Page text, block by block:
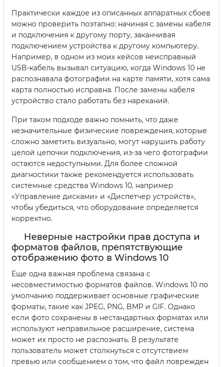
Практически каждое из описанных аппаратных сбоев
можно проверить поэтапно: начиная с замены кабеля
и подключения к другому порту, заканчивая
подключением устройства к другому компьютеру.
Например, в одном из моих кейсов неисправный
USB-кабель вызывал ситуацию, когда Windows 10 не
распознавала фотографии на карте памяти, хотя сама
карта полностью исправна. После замены кабеля
устройство стало работать без нареканий.
При таком подходе важно помнить, что даже
незначительные физические повреждения, которые
сложно заметить визуально, могут нарушить работу
целой цепочки подключения, из-за чего фотографии
остаются недоступными. Для более сложной
диагностики также рекомендуется использовать
системные средства Windows 10, например
«Управление дисками» и «Диспетчер устройств»,
чтобы убедиться, что оборудование определяется
корректно.
Неверные настройки прав доступа и
форматов файлов, препятствующие
отображению фото в Windows 10
Еще одна важная проблема связана с
несовместимостью форматов файлов. Windows 10 по
умолчанию поддерживает основные графические
форматы, такие как JPEG, PNG, BMP и GIF. Однако
если фото сохранены в нестандартных форматах или
используют неправильное расширение, система
может их просто не распознать. В результате
пользователь может столкнуться с отсутствием
превью или сообщением о том, что файл поврежден